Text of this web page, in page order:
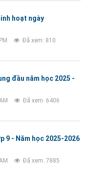
hoạt ngày
Đã xem: 810
đầu năm học 2025 -
Đã xem: 6406
9 - Năm học 2025-2026
Đã xem: 7885